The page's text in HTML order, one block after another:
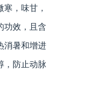
，味甘，
功效，且含
消暑和增进
，防止动脉